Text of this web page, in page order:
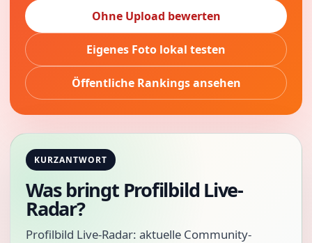
Ohne Upload bewerten
Eigenes Foto lokal testen
Öffentliche Rankings ansehen
KURZANTWORT
Was bringt Profilbild Live-
Radar?
Profilbild Live-Radar: aktuelle Community-